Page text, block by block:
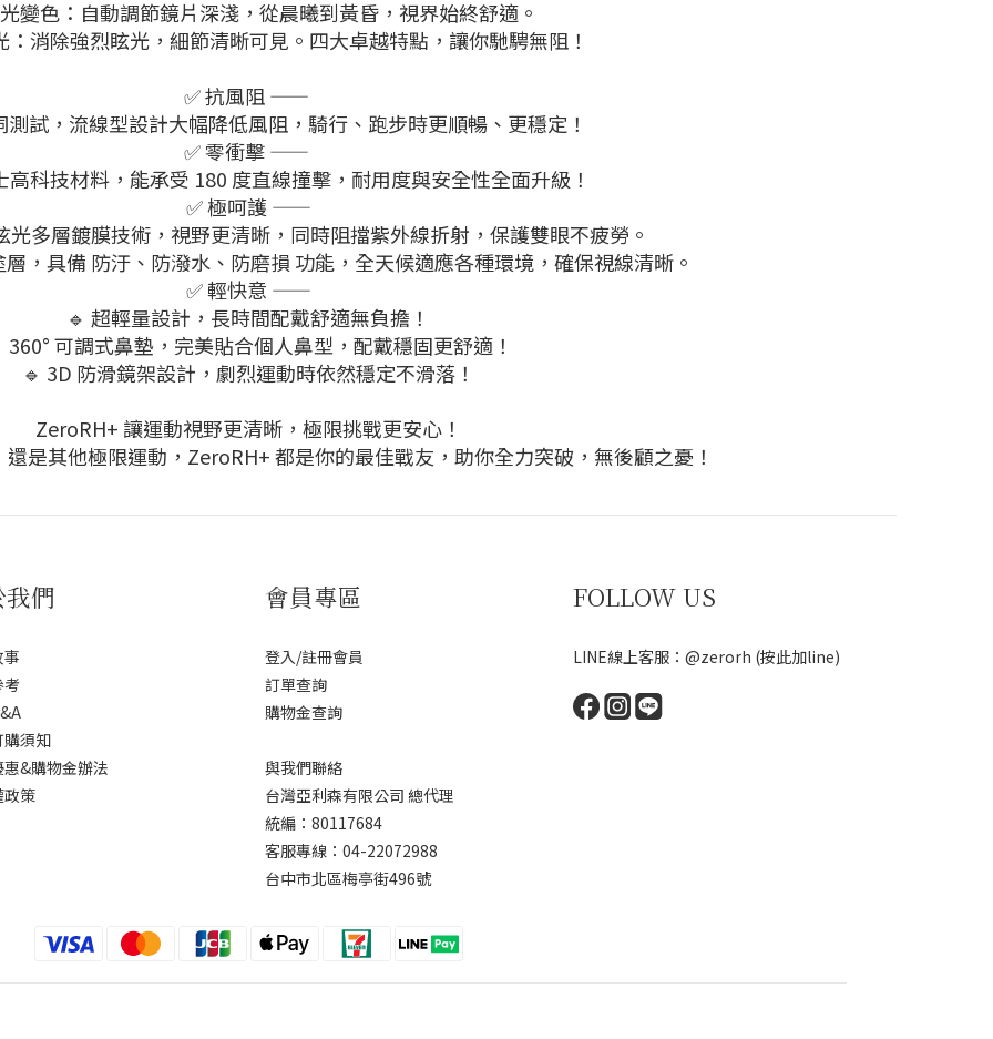
變色：自動調節鏡片深淺，從晨曦到黃昏，視界始終舒適。
：消除強烈眩光，細節清晰可見。四大卓越特點，讓你馳騁無阻！
✅ 抗風阻 ——
測試，流線型設計大幅降低風阻，騎行、跑步時更順暢、更穩定！
✅ 零衝擊 ——
高科技材料，能承受 180 度直線撞擊，耐用度與安全性全面升級！
✅ 極呵護 ——
光多層鍍膜技術，視野更清晰，同時阻擋紫外線折射，保護雙眼不疲勞。
，具備 防汙、防潑水、防磨損 功能，全天候適應各種環境，確保視線清晰。
✅ 輕快意 ——
🔹 超輕量設計，長時間配戴舒適無負擔！
360° 可調式鼻墊，完美貼合個人鼻型，配戴穩固更舒適！
🔹 3D 防滑鏡架設計，劇烈運動時依然穩定不滑落！
ZeroRH+ 讓運動視野更清晰，極限挑戰更安心！
是其他極限運動，ZeroRH+ 都是你的最佳戰友，助你全力突破，無後顧之憂！
們
考
須知
&購物金辦法
策
會員專區
登入/註冊會員
訂單查詢
購物金查詢
與我們聯絡
台灣亞利森有限公司 總代理
統編：80117684
客服專線：04-22072988
台中市北區梅亭街496號
FOLLOW US
LINE線上客服：@zerorh (按此加line)